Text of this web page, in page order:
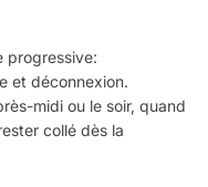
progressive:
et déconnexion.
midi ou le soir, quand
collé dès la